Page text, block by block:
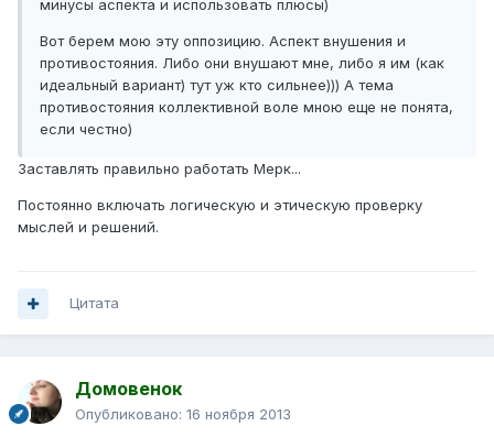
минусы аспекта и использовать плюсы)
Вот берем мою эту оппозицию. Аспект внушения и
противостояния. Либо они внушают мне, либо я им (как
идеальный вариант) тут уж кто сильнее))) А тема
противостояния коллективной воле мною еще не понята,
если честно)
Заставлять правильно работать Мерк...
Постоянно включать логическую и этическую проверку
мыслей и решений.
Цитата
Домовенок
Опубликовано: 16 ноября 2013